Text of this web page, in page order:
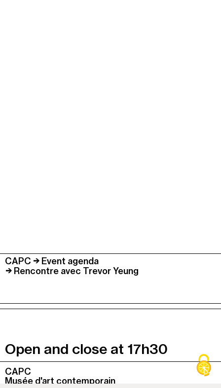
CAPC
Event agenda
Rencontre avec Trevor Yeung
Open and close at 17h30
Colonne
1
CAPC
Musée d'art contemporain